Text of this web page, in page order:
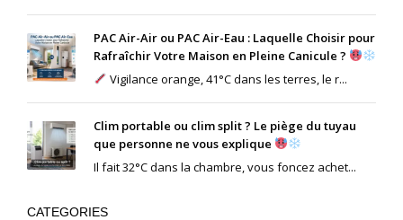
PAC Air-Air ou PAC Air-Eau : Laquelle Choisir pour
Rafraîchir Votre Maison en Pleine Canicule ?
Vigilance orange, 41°C dans les terres, le r...
Clim portable ou clim split ? Le piège du tuyau
que personne ne vous explique
Il fait 32°C dans la chambre, vous foncez achet...
CATEGORIES